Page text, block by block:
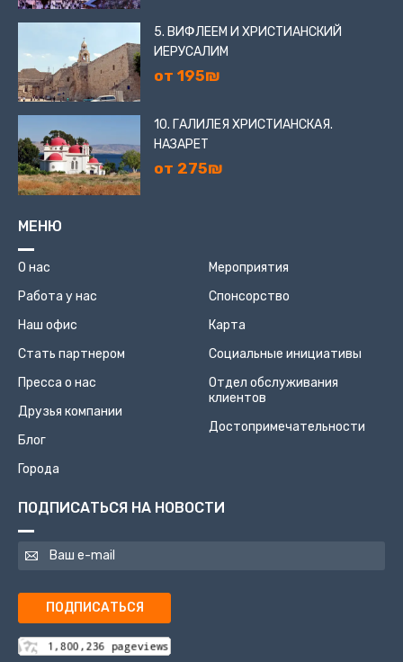
5. ВИФЛЕЕМ И ХРИСТИАНСКИЙ
ИЕРУСАЛИМ
от 195₪
10. ГАЛИЛЕЯ ХРИСТИАНСКАЯ.
НАЗАРЕТ
от 275₪
МЕНЮ
О нас
Работа у нас
Наш офис
Стать партнером
Пресса о нас
Друзья компании
Блог
Города
Мероприятия
Спонсорство
Карта
Социальные инициативы
Отдел обслуживания
клиентов
Достопримечательности
ПОДПИСАТЬСЯ НА НОВОСТИ
ПОДПИСАТЬСЯ